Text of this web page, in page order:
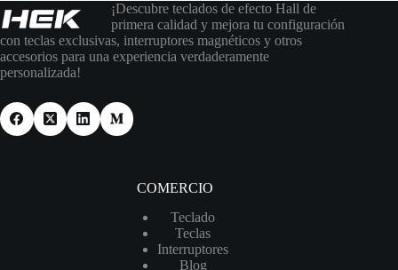
¡Descubre teclados de efecto Hall de
primera calidad y mejora tu configuración
con teclas exclusivas, interruptores magnéticos y otros
accesorios para una experiencia verdaderamente
personalizada!
COMERCIO
Teclado
Teclas
Interruptores
Blog